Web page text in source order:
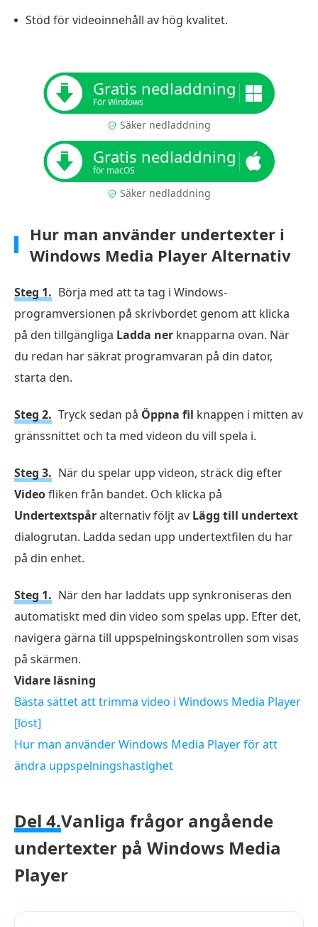
Stöd för videoinnehåll av hög kvalitet.
Gratis nedladdning
För Windows
Säker nedladdning
Gratis nedladdning
för macOS
Säker nedladdning
Hur man använder undertexter i
Windows Media Player Alternativ
Steg 1. Börja med att ta tag i Windows-
programversionen på skrivbordet genom att klicka
på den tillgängliga Ladda ner knapparna ovan. När
du redan har säkrat programvaran på din dator,
starta den.
Steg 2. Tryck sedan på Öppna fil knappen i mitten av
gränssnittet och ta med videon du vill spela i.
Steg 3. När du spelar upp videon, sträck dig efter
Videofliken från bandet. Och klicka på
Undertextspåralternativ följt av Lägg till undertext
dialogrutan. Ladda sedan upp undertextfilen du har
på din enhet.
Steg 1. När den har laddats upp synkroniseras den
automatiskt med din video som spelas upp. Efter det,
navigera gärna till uppspelningskontrollen som visas
på skärmen.
Vidare läsning
Bästa sättet att trimma video i Windows Media Player
[löst]
Hur man använder Windows Media Player för att
ändra uppspelningshastighet
Del 4.Vanliga frågor angående
undertexter på Windows Media
Player